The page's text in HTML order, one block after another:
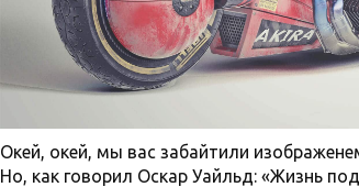
Окей, окей, мы вас забайтили
Но, как говорил Оскар Уайльд: «Жизнь